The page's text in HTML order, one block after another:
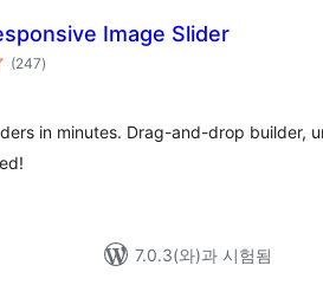
Image Slider
(247전
체)
in minutes. Drag-and-drop builder,
7.0.3(와)과 시험됨